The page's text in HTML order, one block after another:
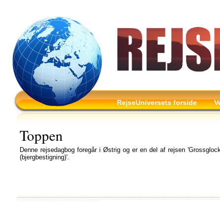
RejseUniversets forside
Toppen
Denne rejsedagbog foregår i Østrig og er en del af rejsen
(bjergbestigning)'.